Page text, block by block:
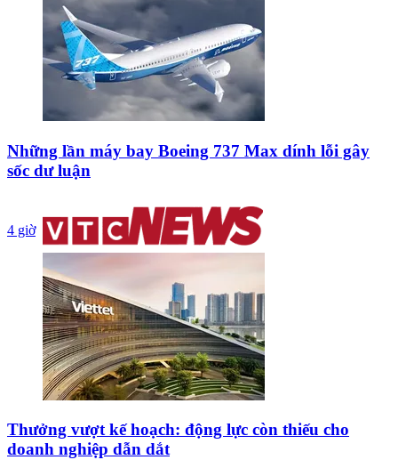
Những lần máy bay Boeing 737 Max dính lỗi gây
sốc dư luận
4 giờ
Thưởng vượt kế hoạch: động lực còn thiếu cho
doanh nghiệp dẫn dắt